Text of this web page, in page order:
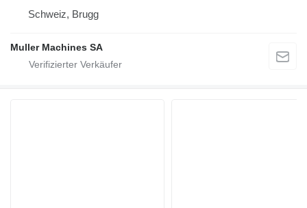
Schweiz, Brugg
Muller Machines SA